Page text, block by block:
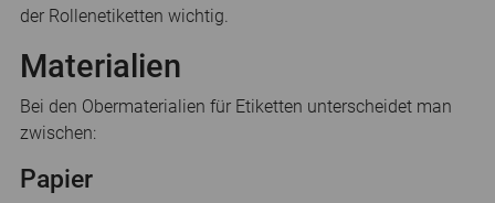
der Rollenetiketten wichtig.
Materialien
Bei den Obermaterialien für Etiketten unterscheidet man
zwischen:
Papier